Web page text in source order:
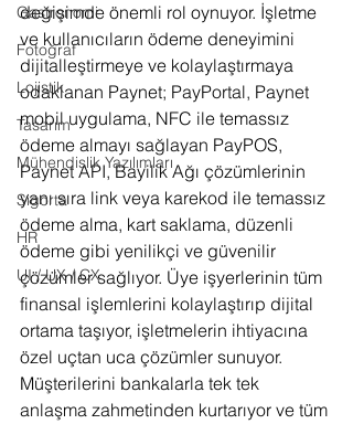
Gastronomi
Fotoğraf
Lojistik
Tasarım
Mühendislik Yazılımları
Sigorta
HR
UI / UX / CX
değişimde önemli rol oynuyor. İşletme
ve kullanıcıların ödeme deneyimini
dijitalleştirmeye ve kolaylaştırmaya
odaklanan Paynet; PayPortal, Paynet
mobil uygulama, NFC ile temassız
ödeme almayı sağlayan PayPOS,
Paynet API, Bayilik Ağı çözümlerinin
yanı sıra link veya karekod ile temassız
ödeme alma, kart saklama, düzenli
ödeme gibi yenilikçi ve güvenilir
çözümler sağlıyor. Üye işyerlerinin tüm
finansal işlemlerini kolaylaştırıp dijital
ortama taşıyor, işletmelerin ihtiyacına
özel uçtan uca çözümler sunuyor.
Müşterilerini bankalarla tek tek
anlaşma zahmetinden kurtarıyor ve tüm